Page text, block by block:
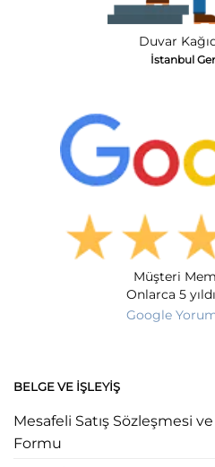
Duvar
İstanbul
Müşteri
Onlarca 5
Google
BELGE VE İŞLEYIŞ
Mesafeli Satış Sözleşmesi
Formu